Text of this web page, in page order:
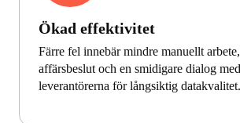
Ökad effektivitet
Färre fel innebär mindre manuellt
affärsbeslut och en smidigare dialog med
leverantörerna för långsiktig datakvalitet.